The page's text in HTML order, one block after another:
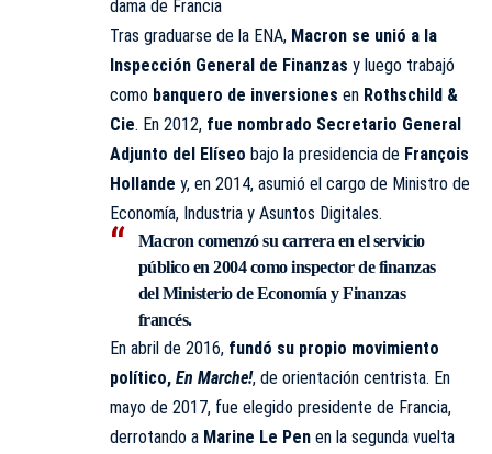
dama de Francia
Tras graduarse de la ENA, Macron se unió a la
Inspección General de Finanzas y luego trabajó
como banquero de inversiones en Rothschild &
Cie. En 2012, fue nombrado Secretario General
Adjunto del Elíseo bajo la presidencia de François
Hollande y, en 2014, asumió el cargo de Ministro de
Economía, Industria y Asuntos Digitales.
Macron comenzó su carrera en el servicio
público en 2004 comoinspector de finanzas
del Ministerio de Economía y Finanzas
francés.
En abril de 2016, fundó su propio movimiento
político, En Marche!, de orientación centrista. En
mayo de 2017, fue elegido presidente de Francia,
derrotando a Marine Le Pen en la segunda vuelta